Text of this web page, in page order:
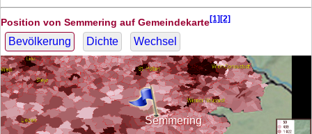
Position von Semmering auf Gemeindekarte[1][2]
Bevölkerung Dichte Wechsel
Semmering